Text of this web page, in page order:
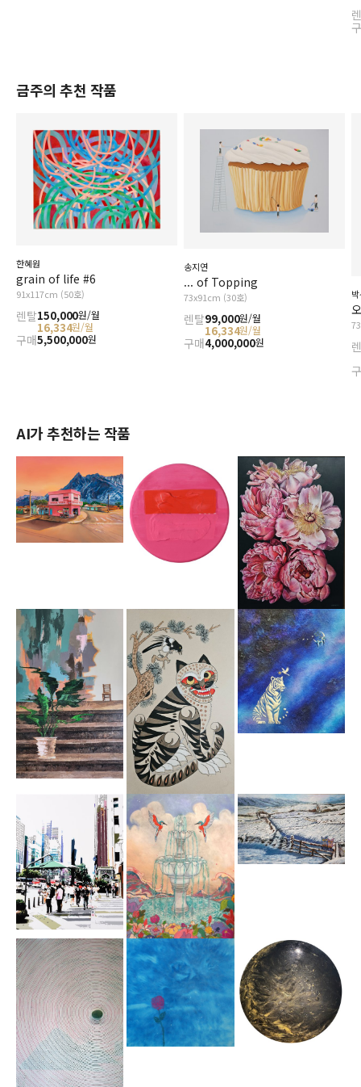
금주의 추천 작품
한혜원
grain of life #6
91x117cm (50호)
렌탈150,000원/월
16,334원/월
구매5,500,000원
송지연
... of Topping
73x91cm (30호)
렌탈99,000원/월
16,334원/월
구매4,000,000원
AI가 추천하는 작품